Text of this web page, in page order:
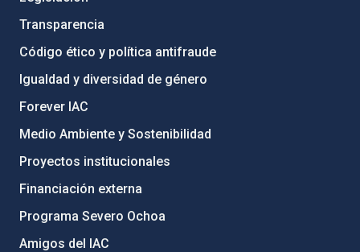
Transparencia
Código ético y política antifraude
Igualdad y diversidad de género
Forever IAC
Medio Ambiente y Sostenibilidad
Proyectos institucionales
Financiación externa
Programa Severo Ochoa
Amigos del IAC